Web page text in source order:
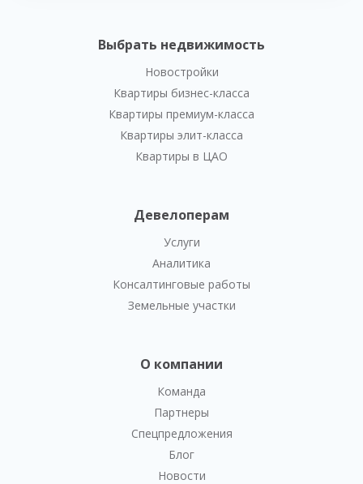
Выбрать недвижимость
Новостройки
Квартиры бизнес-класса
Квартиры премиум-класса
Квартиры элит-класса
Квартиры в ЦАО
Девелоперам
Услуги
Аналитика
Консалтинговые работы
Земельные участки
О компании
Команда
Партнеры
Спецпредложения
Блог
Новости